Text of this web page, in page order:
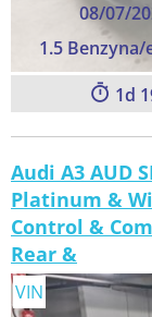
08/07/
1.5
1
Audi A3 AUD
Platinum &
Control &
Rear &
VIN